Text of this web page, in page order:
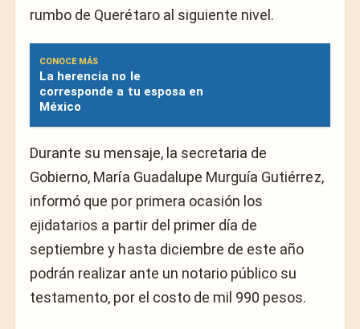
rumbo de Querétaro al siguiente nivel.
CONOCE MÁS
La herencia no le
corresponde a tu esposa en
México
Durante su mensaje, la secretaria de
Gobierno, María Guadalupe Murguía Gutiérrez,
informó que por primera ocasión los
ejidatarios a partir del primer día de
septiembre y hasta diciembre de este año
podrán realizar ante un notario público su
testamento, por el costo de mil 990 pesos.